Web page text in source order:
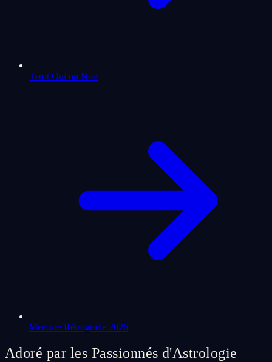
Tarot Oui ou Non
Mercure Rétrograde 2026
Adoré par les Passionnés d'Astrologie